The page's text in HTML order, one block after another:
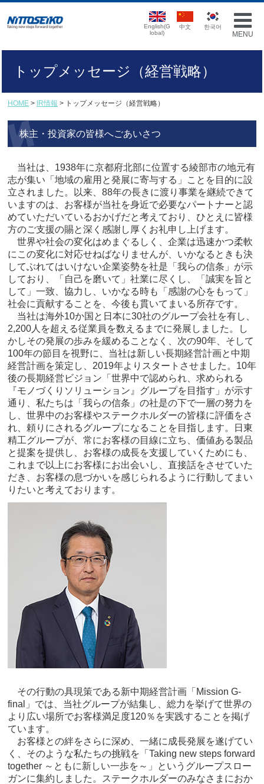
MENU
English(G
lobal)
中文 한국어
トップメッセージ（経営戦略）
HOME > IR情報 > トップメッセージ（経営戦略）
株主・投資家の皆様へごあいさつ
当社は、1938年に京都府北部に位置する綾部市の地元有
志が集い「地域の雇用と発展に寄与する」ことを目的に設
立されました。以来、88年の長きに渡り事業を継続できて
いますのは、お客様が当社を身近で必要なパートナーと認
めていただいているおかげだと考えており、ひとえに皆様
方のご支援の賜と深く感謝し厚くお礼申し上げます。
世界や社会の変化はめまぐるしく、企業は迅速かつ柔軟
にこの変化に対応せねばなりませんが、いかなるときも決
してぶれてはいけない企業姿勢を社是「我らの信条」が示
しており、「自己を磨いて」社業に尽くし、「誠実を旨と
して」一致、協力し、いかなる時も「感謝の心をもって」
社会に貢献することを、今後も貫いてまいる所存です。
当社は海外10か国と日本に30社のグループ会社を有し、
2,200人を超える従業員を数えるまでに発展しました。し
かしその発展の歩みを緩めることなく、次の90年、そして
100年の節目を視野に、当社は新しい長期経営計画と中期
経営計画を策定し、2019年よりスタートさせました。10年
後の長期経営ビジョン「世界中で認められ、求められる
『モノづくりソリューション』グループを目指す」が示す
通り、私たちは「我らの信条」の社是の下で一層の努力を
し、世界中のお客様やステークホルダーの皆様に評価をさ
れ、頼りにされるグループになることを目指します。日東
精工グループが、常にお客様の目線に立ち、価値ある製品
と提案を提供し、お客様の成長を支援していくためにも、
これまで以上にお客様にお出会いし、直接話をさせていた
だき、お客様の息づかいを感じられるように行動してまい
りたいと考えております。
その行動の具現策である新中期経営計画「Mission G-
final」では、当社グループが結集し、総力を挙げて世界の
より広い場所でお客様満足度120％を実践することを掲げ
ています。
お客様との絆をさらに深め、一緒に成長発展を遂げてい
く、そのような私たちの挑戦を「Taking new steps forward
together ～ともに新しい一歩を～」というグループスロー
ガンに集約しました。ステークホルダーのみなさまにおか